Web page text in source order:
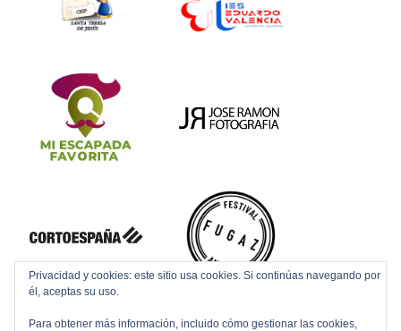
Privacidad y cookies: este sitio usa cookies. Si continúas navegando por
él, aceptas su uso.
Para obtener más información, incluido cómo gestionar las cookies,